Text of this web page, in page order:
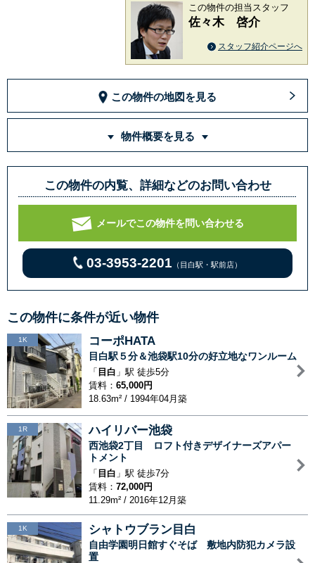
この物件の担当スタッフ
佐々木 啓介
スタッフ紹介ページへ
この物件の地図を見る
物件概要を見る
この物件の内覧、詳細などのお問い合わせ
メールでこの物件を問い合わせる
03-3953-2201 （目白駅・駅前店）
この物件に条件が近い物件
1K コーポHATA
目白駅５分＆池袋駅10分の好立地なワンルーム
「 目白 」駅 徒歩5分
賃料： 65,000円
18.63m² / 1994年04月築
1R ハイリバー池袋
西池袋2丁目 ロフト付きデザイナーズアパー
トメント
「 目白 」駅 徒歩7分
賃料： 72,000円
11.29m² / 2016年12月築
1K シャトウブラン目白
自由学園明日館すぐそば 敷地内防犯カメラ設
置